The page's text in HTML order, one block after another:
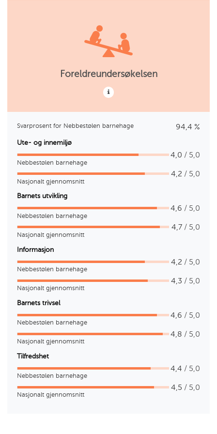
Foreldreundersøkelsen
Svarprosent for Nebbestølen barnehage 94,4 %
Ute- og innemiljø
4,0 / 5,0
Nebbestølen barnehage
4,2 / 5,0
Nasjonalt gjennomsnitt
Barnets utvikling
4,6 / 5,0
Nebbestølen barnehage
4,7 / 5,0
Nasjonalt gjennomsnitt
Informasjon
4,2 / 5,0
Nebbestølen barnehage
4,3 / 5,0
Nasjonalt gjennomsnitt
Barnets trivsel
4,6 / 5,0
Nebbestølen barnehage
4,8 / 5,0
Nasjonalt gjennomsnitt
Tilfredshet
4,4 / 5,0
Nebbestølen barnehage
4,5 / 5,0
Nasjonalt gjennomsnitt